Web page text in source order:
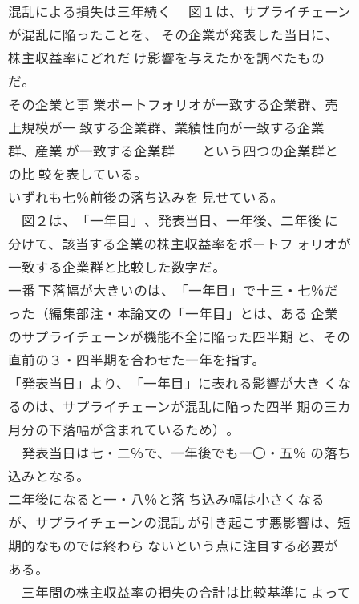
混乱による損失は三年続く 図１は、サプライチェーン
が混乱に陥ったことを、 その企業が発表した当日に、
株主収益率にどれだ け影響を与えたかを調べたもの
だ。
その企業と事 業ポートフォリオが一致する企業群、売
上規模が一 致する企業群、業績性向が一致する企業
群、産業 が一致する企業群──という四つの企業群と
の比 較を表している。
いずれも七％前後の落ち込みを 見せている。
図２は、「一年目」、発表当日、一年後、二年後 に
分けて、該当する企業の株主収益率をポートフ ォリオが
一致する企業群と比較した数字だ。
一番 下落幅が大きいのは、「一年目」で十三・七％だ
った（編集部注・本論文の「一年目」とは、ある 企業
のサプライチェーンが機能不全に陥った四半期 と、その
直前の３・四半期を合わせた一年を指す。
「発表当日」より、「一年目」に表れる影響が大き くな
るのは、サプライチェーンが混乱に陥った四半 期の三カ
月分の下落幅が含まれているため）。
発表当日は七・二％で、一年後でも一〇・五％ の落ち
込みとなる。
二年後になると一・八％と落 ち込み幅は小さくなる
が、サプライチェーンの混乱 が引き起こす悪影響は、短
期的なものでは終わら ないという点に注目する必要が
ある。
三年間の株主収益率の損失の合計は比較基準に よって